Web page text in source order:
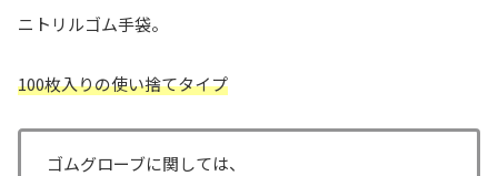
ニトリルゴム手袋。
100枚入りの使い捨てタイプ
ゴムグローブに関しては、